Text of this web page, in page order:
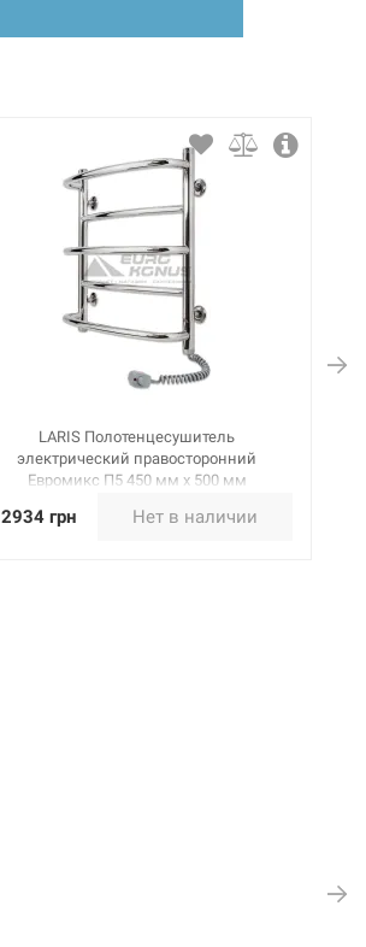
LARIS Полотенцесушитель
электрический правосторонний
Евромикс П5 450 мм х 500 мм
2934 грн Нет в наличии